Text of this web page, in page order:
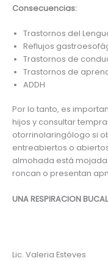
Consecuencias:
Trastornos del
Reflujos
Trastornos de
Trastornos de
ADDH
Por lo tanto, es
hijos y consultar
otorrinolaringólogo si
entreabiertos o
almohada está
roncan o presentan
UNA RESPIRACION
Lic. Valeria Esteves